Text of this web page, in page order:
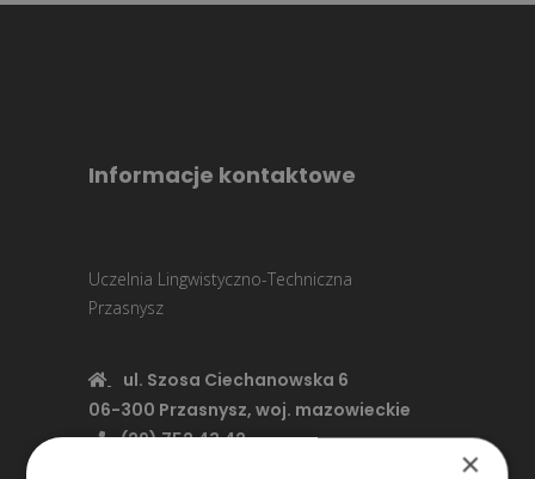
Informacje kontaktowe
Uczelnia Lingwistyczno-Techniczna
Przasnysz
ul. Szosa Ciechanowska 6
06-300 Przasnysz, woj. mazowieckie
(29) 752 43 42
×